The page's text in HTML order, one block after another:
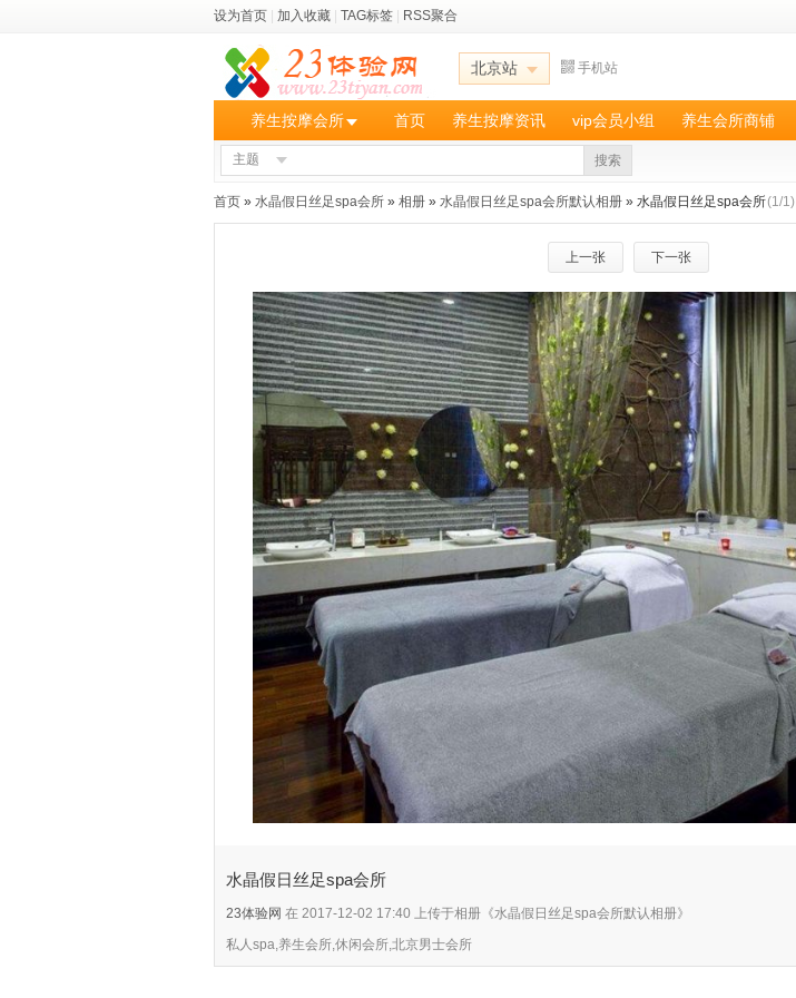
设为首页 加入收藏 TAG标签 RSS聚合
北京站 手机站
养生按摩会所 首页 养生按摩资讯 vip会员小组 养生会所商铺
主题 搜索
首页 » 水晶假日丝足spa会所 » 相册 » 水晶假日丝足spa会所默认相册 » 水晶假日丝足spa会所(1/1)
上一张 下一张
水晶假日丝足spa会所
23体验网 在 2017-12-02 17:40 上传于相册《水晶假日丝足spa会所默认相册》
私人spa,养生会所,休闲会所,北京男士会所